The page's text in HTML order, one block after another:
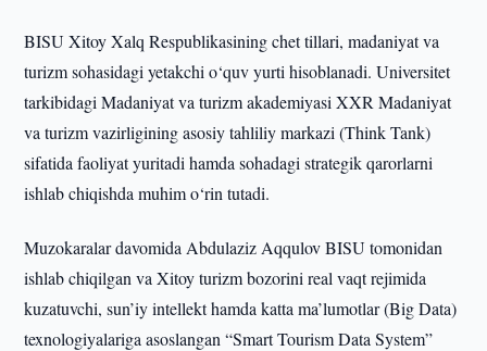
BISU Xitoy Xalq Respublikasining chet tillari, madaniyat va
turizm sohasidagi yetakchi o‘quv yurti hisoblanadi. Universitet
tarkibidagi Madaniyat va turizm akademiyasi XXR Madaniyat
va turizm vazirligining asosiy tahliliy markazi (Think Tank)
sifatida faoliyat yuritadi hamda sohadagi strategik qarorlarni
ishlab chiqishda muhim o‘rin tutadi.
Muzokaralar davomida Abdulaziz Aqqulov BISU tomonidan
ishlab chiqilgan va Xitoy turizm bozorini real vaqt rejimida
kuzatuvchi, sun’iy intellekt hamda katta ma’lumotlar (Big Data)
texnologiyalariga asoslangan “Smart Tourism Data System”